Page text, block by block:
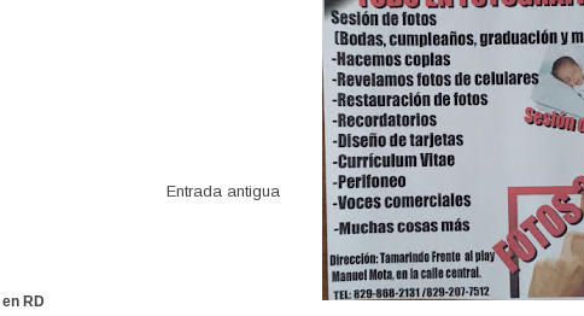
Entrada antigua
RD